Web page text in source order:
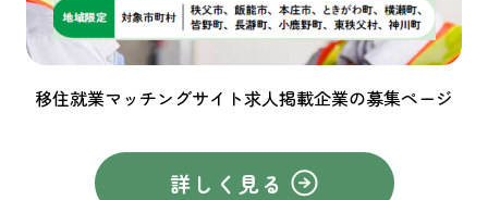
移住就業マッチングサイト求人掲載企業の募集ページ
詳しく見る